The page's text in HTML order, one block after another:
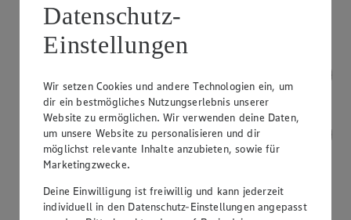
Datenschutz-
Einstellungen
Wir setzen Cookies und andere Technologien ein, um
dir ein bestmögliches Nutzungserlebnis unserer
Website zu ermöglichen. Wir verwenden deine Daten,
um unsere Website zu personalisieren und dir
möglichst relevante Inhalte anzubieten, sowie für
Marketingzwecke.
Deine Einwilligung ist freiwillig und kann jederzeit
individuell in den Datenschutz-Einstellungen angepasst